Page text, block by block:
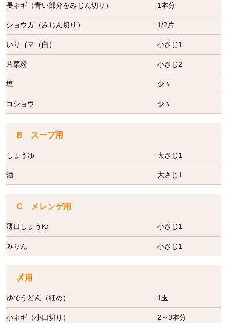
長ネギ（青い部分をみじん切り） 1本分
ショウガ（みじん切り） 1/2片
いりゴマ（白） 小さじ1
片栗粉 小さじ2
塩 少々
コショウ 少々
B スープ用
しょうゆ 大さじ1
酒 大さじ1
C メレンゲ用
薄口しょうゆ 小さじ1
みりん 小さじ1
〆用
ゆでうどん（細め） 1玉
小ネギ（小口切り） 2～3本分